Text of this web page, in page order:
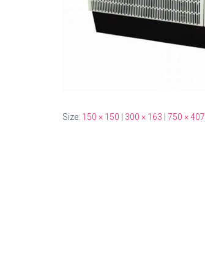
Size: 150 × 150 300 × 163 750 × 407